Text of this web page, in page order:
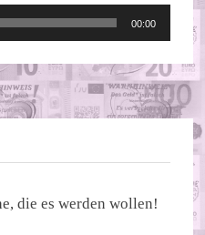
00:00
die es werden wollen!